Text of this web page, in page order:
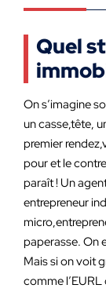
Quel
On s’imagine
un casse,tête,
premier
pour et le
paraît ! Un
entrepreneur
paperasse. On
Mais si on voit
comme